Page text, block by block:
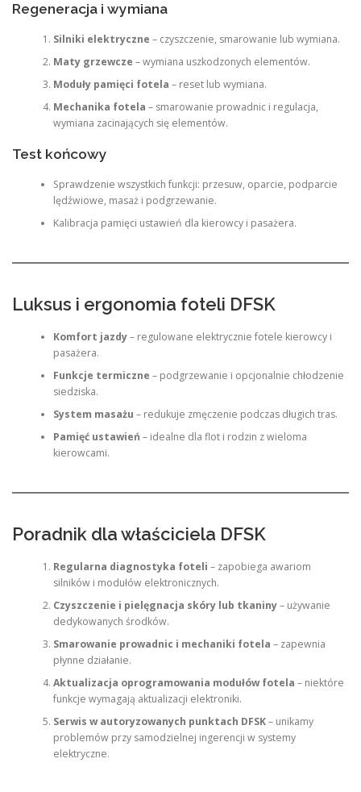
Regeneracja i wymiana
Silniki elektryczne – czyszczenie, smarowanie lub wymiana.
Maty grzewcze – wymiana uszkodzonych elementów.
Moduły pamięci fotela – reset lub wymiana.
Mechanika fotela – smarowanie prowadnic i regulacja,
wymiana zacinających się elementów.
Test końcowy
Sprawdzenie wszystkich funkcji: przesuw, oparcie, podparcie
lędźwiowe, masaż i podgrzewanie.
Kalibracja pamięci ustawień dla kierowcy i pasażera.
Luksus i ergonomia foteli DFSK
Komfort jazdy– regulowane elektrycznie fotele kierowcy i
pasażera.
Funkcje termiczne – podgrzewanie i opcjonalnie chłodzenie
siedziska.
System masażu – redukuje zmęczenie podczas długich tras.
Pamięć ustawień – idealne dla flot i rodzin z wieloma
kierowcami.
Poradnik dla właściciela DFSK
Regularna diagnostyka foteli – zapobiega awariom
silników i modułów elektronicznych.
Czyszczenie i pielęgnacja skóry lub tkaniny– używanie
dedykowanych środków.
Smarowanie prowadnic i mechaniki fotela – zapewnia
płynne działanie.
Aktualizacja oprogramowania modułów fotela – niektóre
funkcje wymagają aktualizacji elektroniki.
Serwis w autoryzowanych punktach DFSK– unikamy
problemów przy samodzielnej ingerencji w systemy
elektryczne.